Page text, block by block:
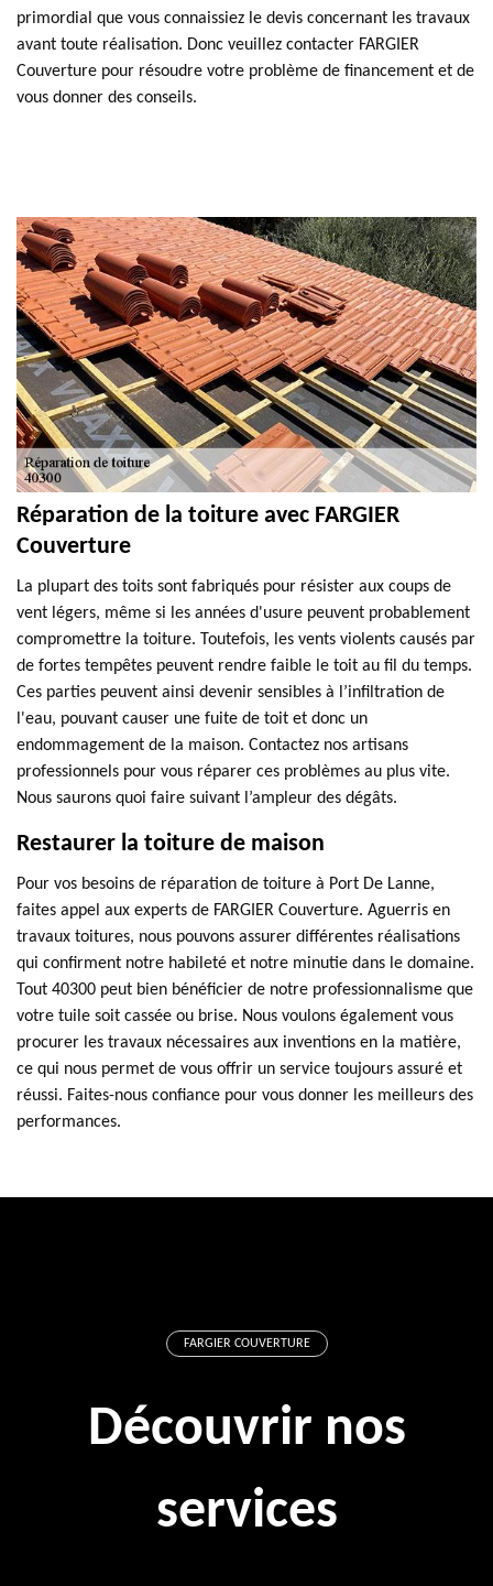
primordial que vous connaissiez le devis concernant les travaux
avant toute réalisation. Donc veuillez contacter FARGIER
Couverture pour résoudre votre problème de financement et de
vous donner des conseils.
Réparation de la toiture avec FARGIER
Couverture
La plupart des toits sont fabriqués pour résister aux coups de
vent légers, même si les années d'usure peuvent probablement
compromettre la toiture. Toutefois, les vents violents causés par
de fortes tempêtes peuvent rendre faible le toit au fil du temps.
Ces parties peuvent ainsi devenir sensibles à l’infiltration de
l'eau, pouvant causer une fuite de toit et donc un
endommagement de la maison. Contactez nos artisans
professionnels pour vous réparer ces problèmes au plus vite.
Nous saurons quoi faire suivant l’ampleur des dégâts.
Restaurer la toiture de maison
Pour vos besoins de réparation de toiture à Port De Lanne,
faites appel aux experts de FARGIER Couverture. Aguerris en
travaux toitures, nous pouvons assurer différentes réalisations
qui confirment notre habileté et notre minutie dans le domaine.
Tout 40300 peut bien bénéficier de notre professionnalisme que
votre tuile soit cassée ou brise. Nous voulons également vous
procurer les travaux nécessaires aux inventions en la matière,
ce qui nous permet de vous offrir un service toujours assuré et
réussi. Faites-nous confiance pour vous donner les meilleurs des
performances.
FARGIER COUVERTURE
Découvrir nos
services